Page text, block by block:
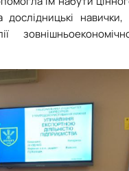
дослідницькі навички,